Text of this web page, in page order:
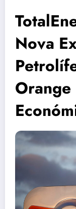
Nova
Orange